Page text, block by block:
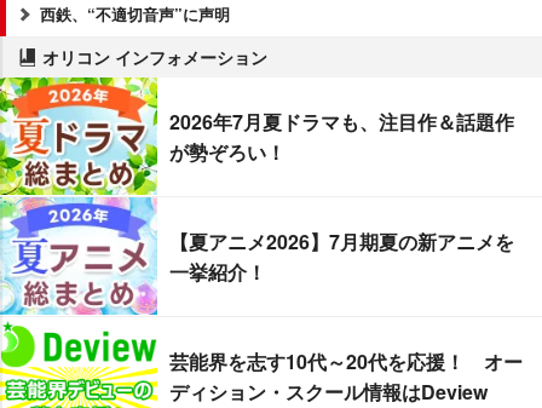
西鉄、“不適切音声”に声明
オリコン インフォメーション
2026年7月夏ドラマも、注目作＆話題作
が勢ぞろい！
【夏アニメ2026】7月期夏の新アニメを
一挙紹介！
芸能界を志す10代～20代を応援！ オー
ディション・スクール情報はDeview